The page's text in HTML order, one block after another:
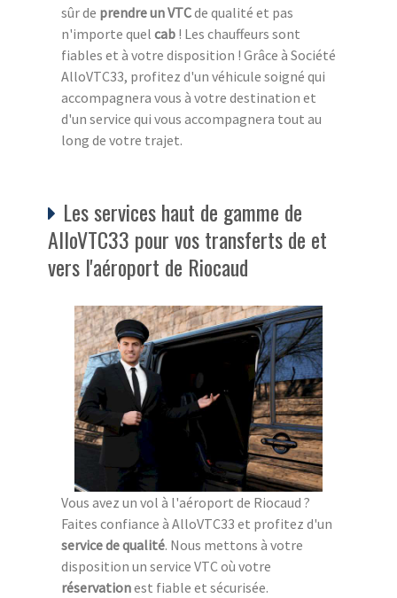
sûr de prendre un VTCde qualité et pas
n'importe quel cab ! Les chauffeurs sont
fiables et à votre disposition ! Grâce à Société
AlloVTC33, profitez d'un véhicule soigné qui
accompagnera vous à votre destination et
d'un service qui vous accompagnera tout au
long de votre trajet.
Les services haut de gamme de
AlloVTC33 pour vos transferts de et
vers l'aéroport de Riocaud
Vous avez un vol à l'aéroport de Riocaud ?
Faites confiance à AlloVTC33 et profitez d'un
service de qualité. Nous mettons à votre
disposition un service VTC où votre
réservationest fiable et sécurisée.